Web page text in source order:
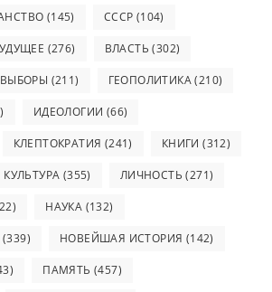
(145) СССР (104)
(276) ВЛАСТЬ (302)
ВЫБОРЫ (211) ГЕОПОЛИТИКА(210)
ИДЕОЛОГИИ (66)
КЛЕПТОКРАТИЯ (241) КНИГИ (312)
КУЛЬТУРА (355) ЛИЧНОСТЬ (271)
НАУКА (132)
(339) НОВЕЙШАЯ ИСТОРИЯ (142)
ПАМЯТЬ (457)